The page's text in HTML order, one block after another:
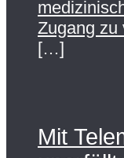
Zugang zu
[…]
Mit